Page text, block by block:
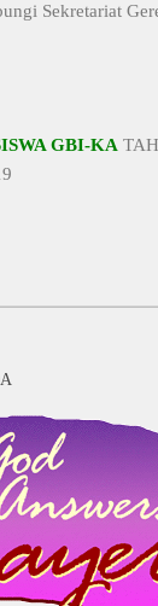
Sekretariat
GBI-KA